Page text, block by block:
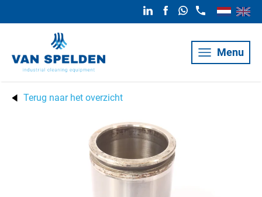
Menu
Terug naar het overzicht